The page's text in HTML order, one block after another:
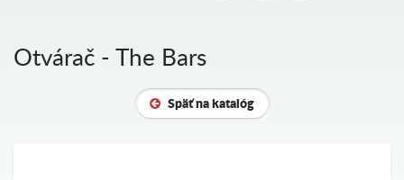
Otvárač - The Bars
Späť na katalóg